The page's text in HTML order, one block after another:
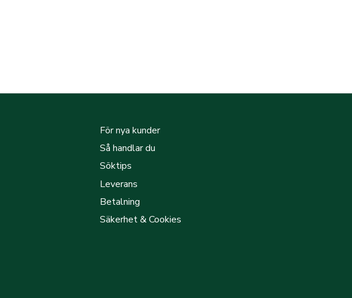
För nya kunder
Så handlar du
Söktips
Leverans
Betalning
Säkerhet & Cookies